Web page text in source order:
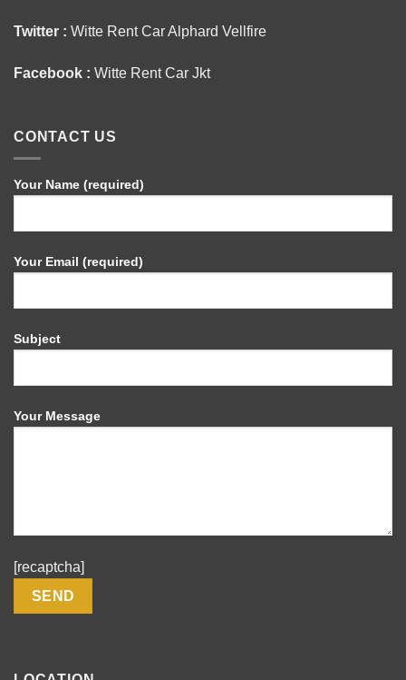
Twitter : Witte Rent Car Alphard Vellfire
Facebook : Witte Rent Car Jkt
CONTACT US
Your Name (required)
Your Email (required)
Subject
Your Message
[recaptcha]